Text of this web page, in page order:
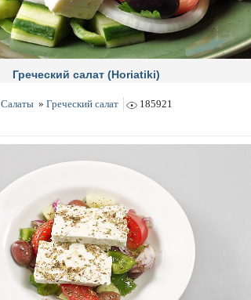
Греческий салат (Horiatiki)
Салаты » Греческий салат 185921